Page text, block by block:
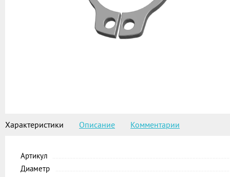
Характеристики Описание Комментарии
Артикул
Диаметр